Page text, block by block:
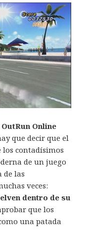
OutRun Online
que decir que el
los contadísimos
de un juego
de las
veces:
dentro de su
que los
una patada